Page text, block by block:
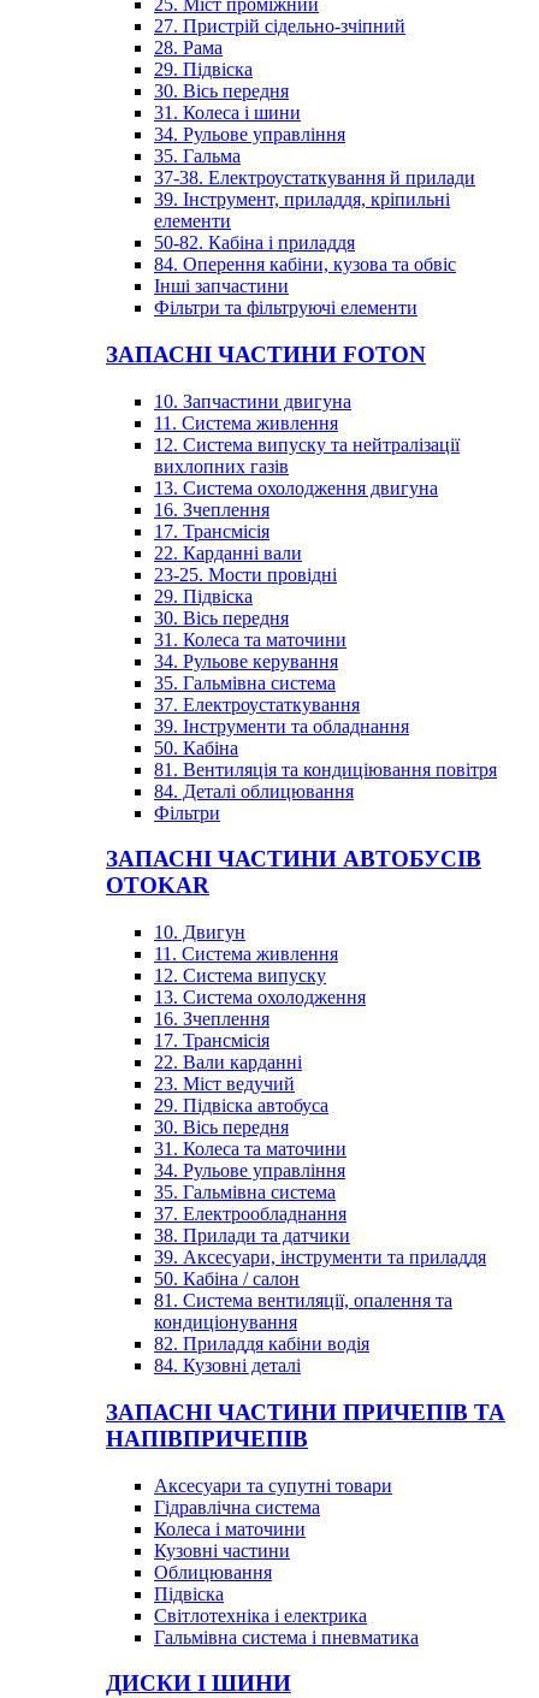
25. Міст проміжний
27. Пристрій сідельно-зчіпний
28. Рама
29. Підвіска
30. Вісь передня
31. Колеса і шини
34. Рульове управління
35. Гальма
37-38. Електроустаткування й прилади
39. Інструмент, приладдя, кріпильні
елементи
50-82. Кабіна і приладдя
84. Оперення кабіни, кузова та обвіс
Інші запчастини
Фільтри та фільтруючі елементи
ЗАПАСНІ ЧАСТИНИ FOTON
10. Запчастини двигуна
11. Система живлення
12. Система випуску та нейтралізації
вихлопних газів
13. Система охолодження двигуна
16. Зчеплення
17. Трансмісія
22. Карданні вали
23-25. Мости провідні
29. Підвіска
30. Вісь передня
31. Колеса та маточини
34. Рульове керування
35. Гальмівна система
37. Електроустаткування
39. Інструменти та обладнання
50. Кабіна
81. Вентиляція та кондиціювання повітря
84. Деталі облицювання
Фільтри
ЗАПАСНІ ЧАСТИНИ АВТОБУСІВ
OTOKAR
10. Двигун
11. Система живлення
12. Система випуску
13. Система охолодження
16. Зчеплення
17. Трансмісія
22. Вали карданні
23. Міст ведучий
29. Підвіска автобуса
30. Вісь передня
31. Колеса та маточини
34. Рульове управління
35. Гальмівна система
37. Електрообладнання
38. Прилади та датчики
39. Аксесуари, інструменти та приладдя
50. Кабіна / салон
81. Система вентиляції, опалення та
кондиціонування
82. Приладдя кабіни водія
84. Кузовні деталі
ЗАПАСНІ ЧАСТИНИ ПРИЧЕПІВ ТА
НАПІВПРИЧЕПІВ
Аксесуари та супутні товари
Гідравлічна система
Колеса і маточини
Кузовні частини
Облицювання
Підвіска
Світлотехніка і електрика
Гальмівна система і пневматика
ДИСКИ І ШИНИ